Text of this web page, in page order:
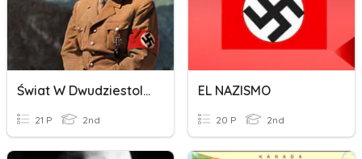
Świat W Dwudziestoleciu Międzywojennym
21 P 2nd
EL NAZISMO
20 P 2nd